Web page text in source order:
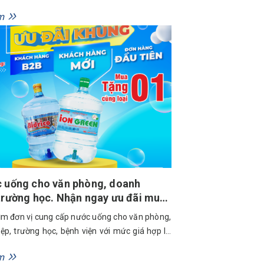
kế hoạch mới. Giữa nhịp sống bận rộn ấy,
là nền tảng...
cho văn phòng, doanh
ngay ưu đãi mua
Bidrico
đơn vị cung cấp nước uống cho văn phòng,
trường học, bệnh viện với mức giá hợp lý,
nước giải khát hàng đầu Việt Nam triển